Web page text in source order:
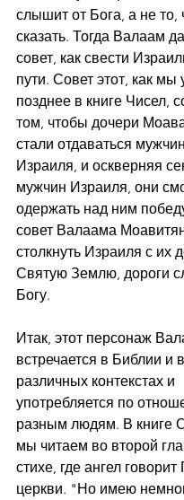
слышит от Бога, а не то,
сказать. Тогда Валаам
совет, как свести
пути. Совет этот, как мы
позднее в книге Чисел,
том, чтобы дочери
стали отдаваться
Израиля, и оскверняя
мужчин Израиля, они
одержать над ним
совет Валаама
столкнуть Израиля с их
Святую Землю, дороги
Богу.
Итак, этот персонаж
встречается в Библии и
различных контекстах и
употребляется по
разным людям. В книге
мы читаем во второй
стихе, где ангел
церкви. "Но имею